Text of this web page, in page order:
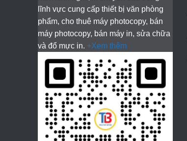
lĩnh vực cung cấp thiết bị văn phòng
phẩm, cho thuê máy photocopy, bán
máy photocopy, bán máy in, sửa chữa
và đổ mực in. +Xem thêm